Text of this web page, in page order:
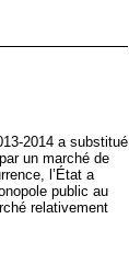
2014 a substitué
un marché de
l’État a
public au
relativement